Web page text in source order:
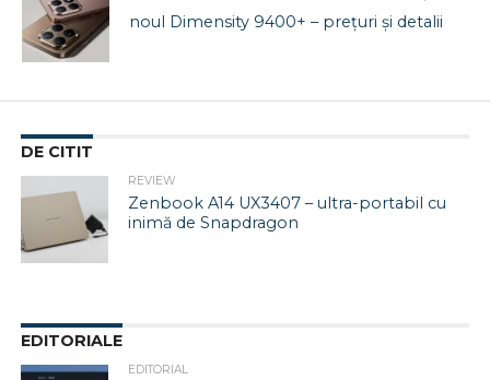
noul Dimensity 9400+ – prețuri și detalii
DE CITIT
REVIEW
Zenbook A14 UX3407 – ultra-portabil cu
inimă de Snapdragon
EDITORIALE
EDITORIAL